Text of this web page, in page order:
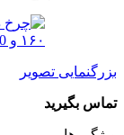
بزرگنمایی تصویر
تماس بگیرید